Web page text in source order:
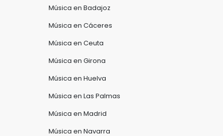
Música en Badajoz
Música en Cáceres
Música en Ceuta
Música en Girona
Música en Huelva
Música en Las Palmas
Música en Madrid
Música en Navarra